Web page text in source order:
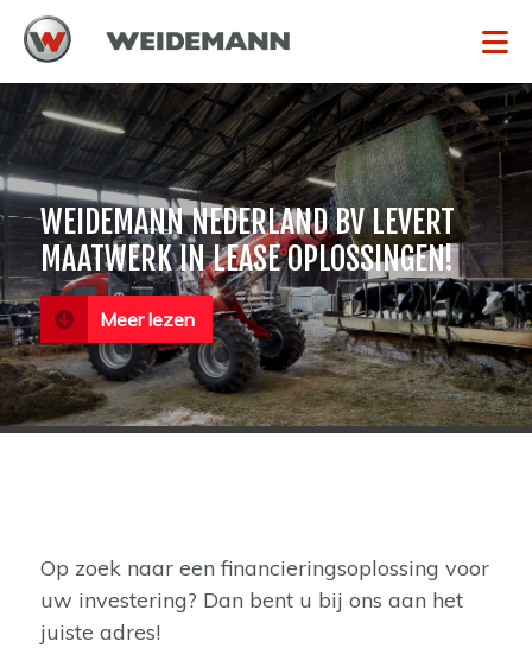
WEIDEMANN NEDERLAND BV LEVERT
MAATWERK IN LEASE OPLOSSINGEN!
Meer lezen
Op zoek naar een financieringsoplossing voor
uw investering? Dan bent u bij ons aan het
juiste adres!